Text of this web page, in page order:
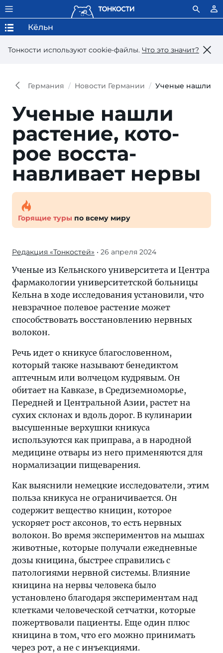
Тонкости используют сookie-файлы. Что это значит?
Кёльн
Германия Новости Германии Ученые нашли
Ученые нашли
растение, кото­
рое восста­
навливает нервы
Горящие туры по всему миру
Редакция «Тонкостей» • 26 апреля 2024
Ученые из Кельнского университета и Центра
фармакологии университетской больницы
Кельна в ходе исследования установили, что
невзрачное полевое растение может
способствовать восстановлению нервных
волокон.
Речь идет о кникусе благословенном,
который также называют бенедиктом
аптечным или волчецом кудрявым. Он
обитает на Кавказе, в Средиземноморье,
Передней и Центральной Азии, растет на
сухих склонах и вдоль дорог. В кулинарии
высушенные верхушки кникуса
используются как приправа, а в народной
медицине отвары из него применяются для
нормализации пищеварения.
Как выяснили немецкие исследователи, этим
польза кникуса не ограничивается. Он
содержит вещество кницин, которое
ускоряет рост аксонов, то есть нервных
волокон. Во время экспериментов на мышах
животные, которые получали ежедневные
дозы кницина, быстрее справились с
патологиями нервной системы. Влияние
кницина на нервы человека было
установлено благодаря экспериментам над
клетками человеческой сетчатки, которые
пожертвовали пациенты. Еще один плюс
кницина в том, что его можно принимать
через рот, а не с инъекциями.